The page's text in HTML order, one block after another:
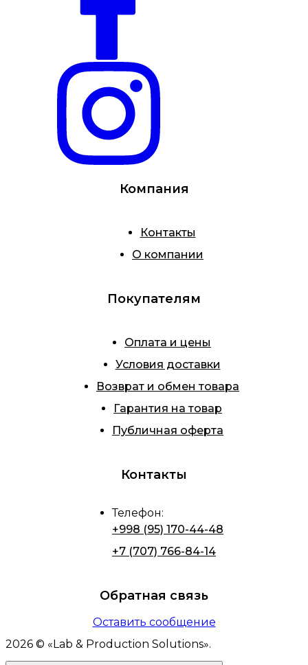
Компания
Контакты
О компании
Покупателям
Оплата и цены
Условия доставки
Возврат и обмен товара
Гарантия на товар
Публичная оферта
Контакты
Телефон:
+998 (95) 170-44-48
+7 (707) 766-84-14
Обратная связь
Оставить сообщение
2026 © « Lab & Production Solutions».